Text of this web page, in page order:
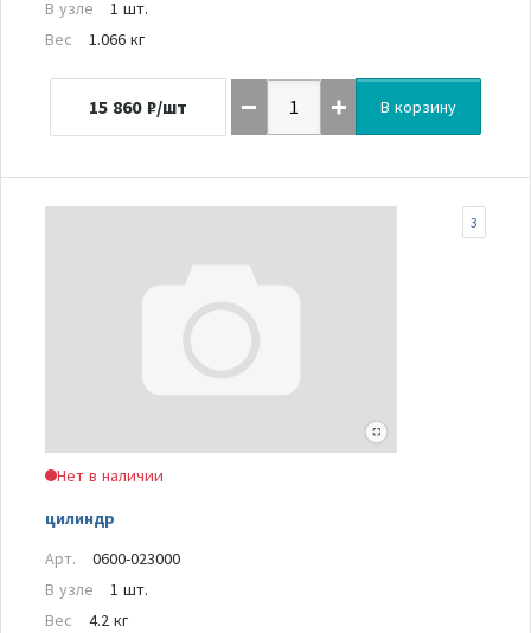
В узле
1 шт.
Вес
1.066 кг
15 860 ₽/шт В корзину
Нет в наличии
цилиндр
3
Арт.
0600-023000
В узле
1 шт.
Вес
4.2 кг